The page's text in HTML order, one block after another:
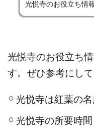
光悦寺のお役立ち情
光悦寺のお役立ち
す。ぜひ参考にして
光悦寺は紅葉の
光悦寺の所要時間